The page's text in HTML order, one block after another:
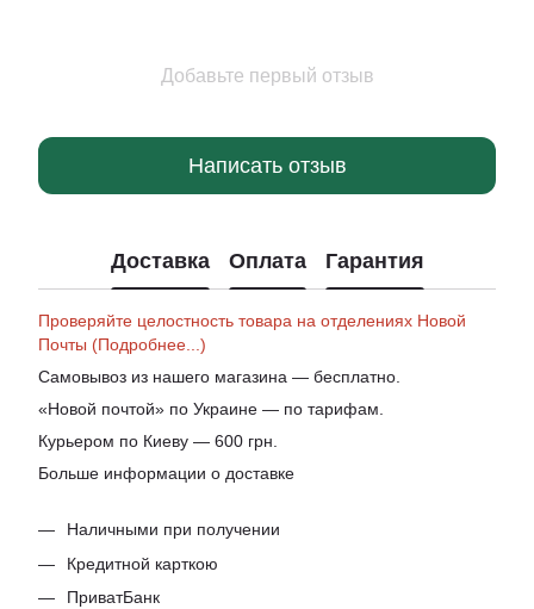
Добавьте первый отзыв
Написать отзыв
Доставка Оплата Гарантия
Проверяйте целостность товара на отделениях Новой
Почты (Подробнее...)
Самовывоз из нашего магазина — бесплатно.
«Новой почтой» по Украине — по тарифам.
Курьером по Киеву — 600 грн.
Больше информации о доставке
Наличными при получении
Кредитной карткою
ПриватБанк